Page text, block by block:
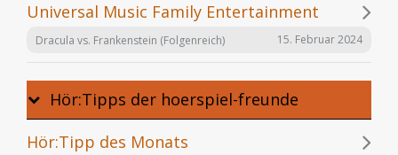
Universal Music Family Entertainment
Dracula vs. Frankenstein (Folgenreich) 15. Februar 2024
Hör:Tipps der hoerspiel-freunde
Hör:Tipp des Monats